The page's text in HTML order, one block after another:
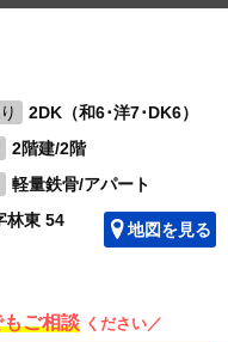
2DK（和6･洋7･DK6）
2階建/2階
軽量鉄骨/アパート
林東 54 地図を見る
ご相談 ください／